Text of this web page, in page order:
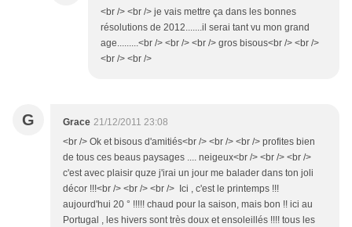
<br /> <br /> je vais mettre ça dans les bonnes
résolutions de 2012.......il serai tant vu mon grand
age.........<br /> <br /> <br /> gros bisous<br /> <br />
<br /> <br />
G Grace 21/12/2011 23:08
<br /> Ok et bisous d'amitiés<br /> <br /> <br /> profites bien
de tous ces beaus paysages .... neigeux<br /> <br /> <br />
c'est avec plaisir quze j'irai un jour me balader dans ton joli
décor !!!<br /> <br /> <br /> Ici , c'est le printemps !!!
aujourd'hui 20 ° !!!!! chaud pour la saison, mais bon !! ici au
Portugal , les hivers sont très doux et ensoleillés !!!! tous les